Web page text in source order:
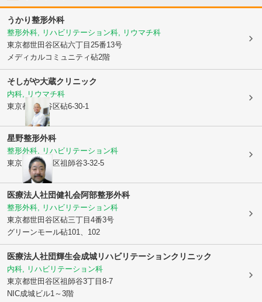
うかり整形外科
整形外科, リハビリテーション科, リウマチ科
東京都世田谷区砧六丁目25番13号
メディカルコミュニティ砧2階
そしがや大蔵クリニック
内科, リウマチ科
東京都世田谷区砧6-30-1
星野整形外科
整形外科, リハビリテーション科
東京都世田谷区祖師谷3-32-5
医療法人社団健礼会阿部整形外科
整形外科, リハビリテーション科
東京都世田谷区砧三丁目4番3号
グリーンモール砧101、102
医療法人社団輝生会成城リハビリテーションクリニック
内科, リハビリテーション科
東京都世田谷区祖師谷3丁目8-7
NIC成城ビル1～3階